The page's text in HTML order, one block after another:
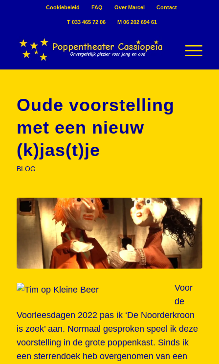
Cookiebeleid FAQ Over Marcel Contact
T 033 465 72 06 M 06 202 694 61
Oude voorstelling
met een nieuw
(k)jas(t)je
BLOG
Voor
de
Voorleesdagen 2022 pas ik ‘De Noorderkroon
is zoek’ aan. Normaal gesproken speel ik deze
voorstelling in de grote poppenkast. Sinds ik
een sterrendoek heb overgenomen van een